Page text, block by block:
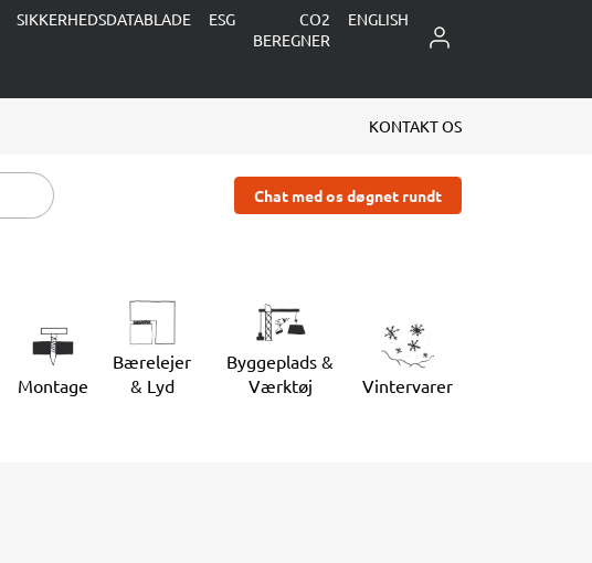
SIKKERHEDSDATABLADE ESG
CO2
BEREGNER
ENGLISH
LOG IND
KONTAKT OS
Chat med os døgnet rundt
Montage
Bærelejer
& Lyd
Byggeplads &
Værktøj
Vintervarer